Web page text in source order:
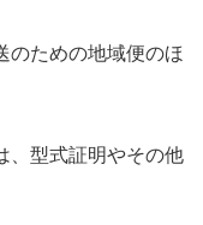
のための地域便のほ
、型式証明やその他